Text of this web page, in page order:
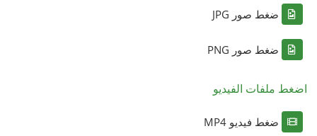
ضغط صور JPG
ضغط صور PNG
اضغط ملفات الفيديو
ضغط فيديو MP4